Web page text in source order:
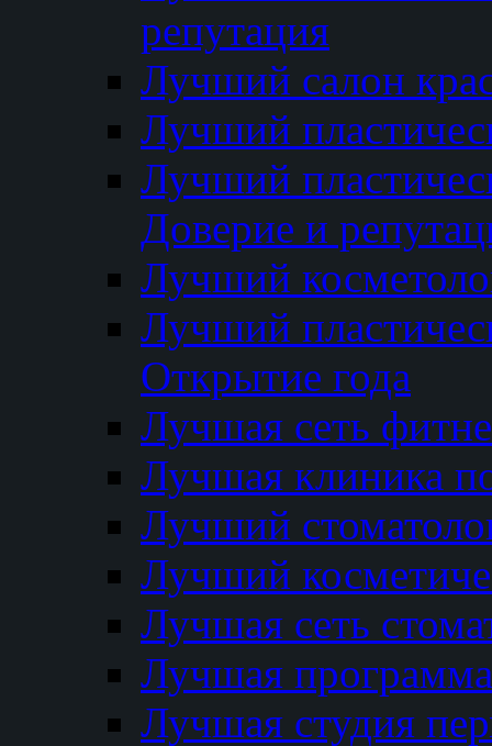
репутация
Лучший салон
Лучший
Лучший
Доверие и
Лучший
Лучший
Открытие года
Лучшая сеть
Лучшая клиника
Лучший
Лучший
Лучшая сеть
Лучшая программа
Лучшая студия